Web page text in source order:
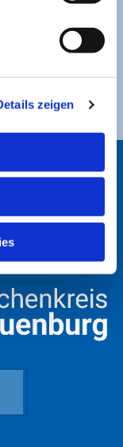
zeigen
St. Jakobi
21